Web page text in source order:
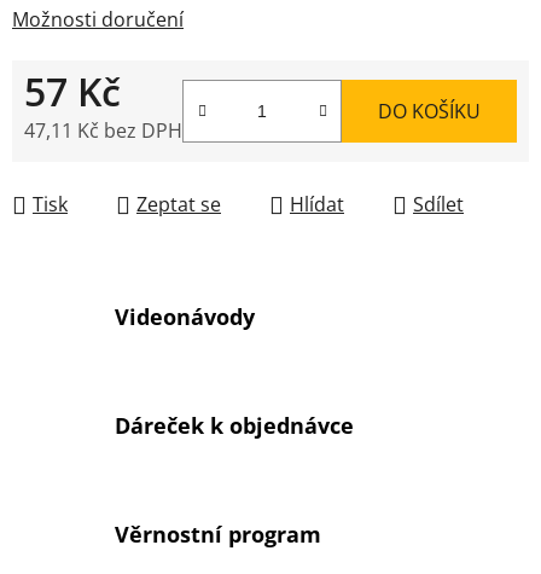
Možnosti doručení
57 Kč
47,11 Kč bez DPH
DO KOŠÍKU
Tisk Zeptat se Hlídat Sdílet
Videonávody
Dáreček k objednávce
Věrnostní program